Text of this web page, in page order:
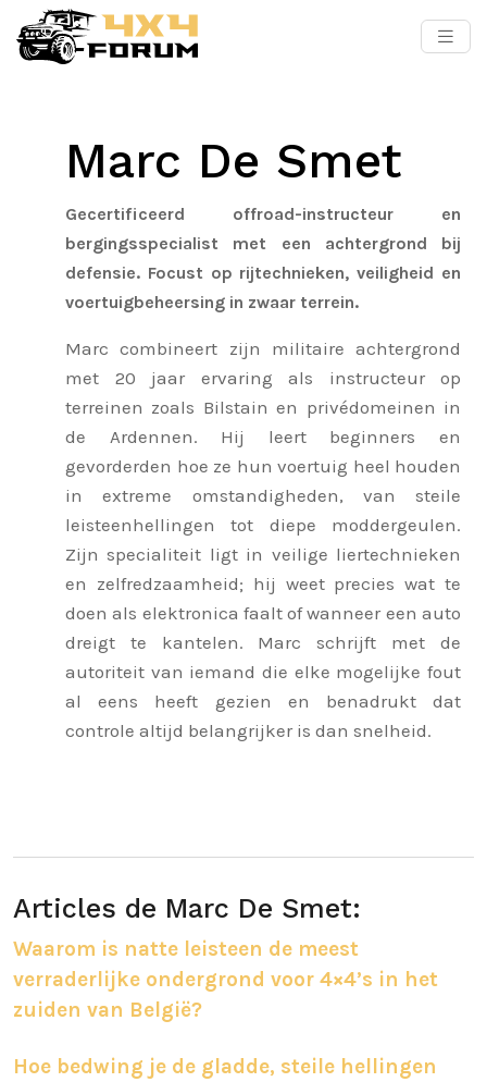
Marc De Smet
Gecertificeerd offroad-instructeur en
bergingsspecialist met een achtergrond bij
defensie. Focust op rijtechnieken, veiligheid en
voertuigbeheersing in zwaar terrein.
Marc combineert zijn militaire achtergrond
met 20 jaar ervaring als instructeur op
terreinen zoals Bilstain en privédomeinen in
de Ardennen. Hij leert beginners en
gevorderden hoe ze hun voertuig heel houden
in extreme omstandigheden, van steile
leisteenhellingen tot diepe moddergeulen.
Zijn specialiteit ligt in veilige liertechnieken
en zelfredzaamheid; hij weet precies wat te
doen als elektronica faalt of wanneer een auto
dreigt te kantelen. Marc schrijft met de
autoriteit van iemand die elke mogelijke fout
al eens heeft gezien en benadrukt dat
controle altijd belangrijker is dan snelheid.
Articles de Marc De Smet:
Waarom is natte leisteen de meest
verraderlijke ondergrond voor 4×4’s in het
zuiden van België?
Hoe bedwing je de gladde, steile hellingen